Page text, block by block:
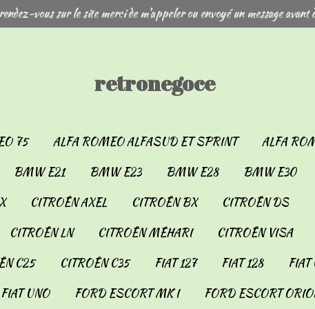
vous sur le site merci de m'appeler ou envoyé un message avant
retronegoce
75 ALFA ROMEO ALFASUD ET SPRINT ALFA
BMW E21 BMW E23 BMW E28 BMW E30
CITROËN AXEL CITROËN BX CITROËN DS
CITROËN LN CITROËN MÉHARI CITROËN VISA
C25 CITROËN C35 FIAT 127 FIAT 128
FIAT UNO FORD ESCORT MK I FORD ESCORT